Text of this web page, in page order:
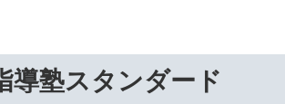
導塾スタンダード